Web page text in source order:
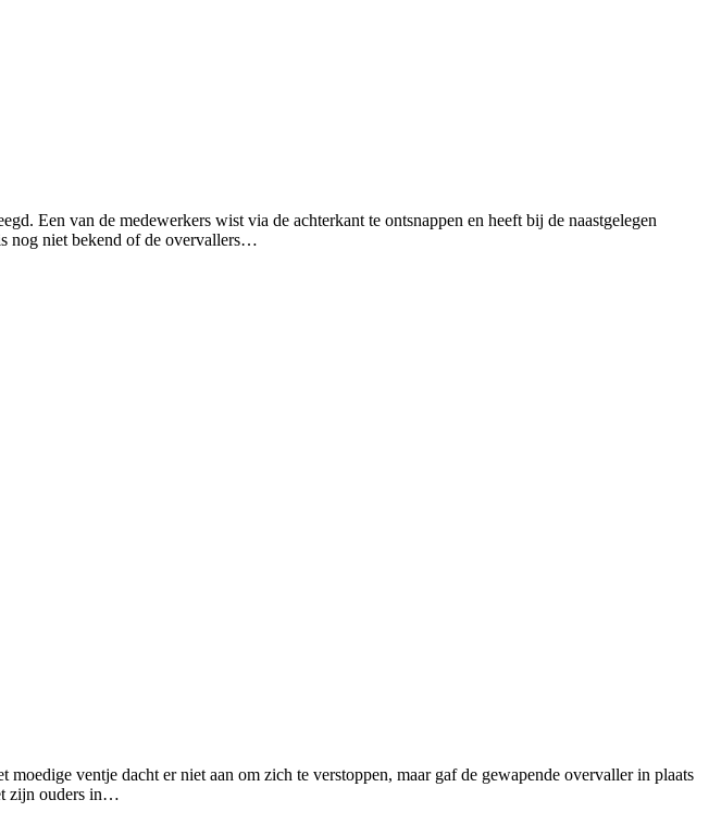
Een van de medewerkers wist via de achterkant te ontsnappen en heeft bij de naastgelegen
nog niet bekend of de overvallers…
ventje dacht er niet aan om zich te verstoppen, maar gaf de gewapende overvaller in plaats
zijn ouders in…